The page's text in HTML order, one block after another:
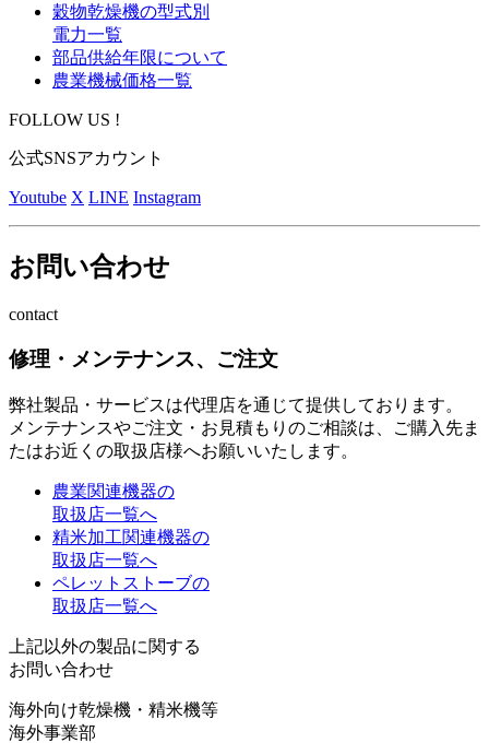
穀物乾燥機の型式別
電力一覧
部品供給年限について
農業機械価格一覧
FOLLOW US !
公式SNSアカウント
Youtube X LINE Instagram
お問い合わせ
contact
修理・メンテナンス、ご注文
弊社製品・サービスは代理店を通じて提供しております。
メンテナンスやご注文・お見積もりのご相談は、ご購入先ま
たはお近くの取扱店様へお願いいたします。
農業関連機器の
取扱店一覧へ
精米加工関連機器の
取扱店一覧へ
ペレットストーブの
取扱店一覧へ
上記以外の製品に関する
お問い合わせ
海外向け乾燥機・精米機等
海外事業部